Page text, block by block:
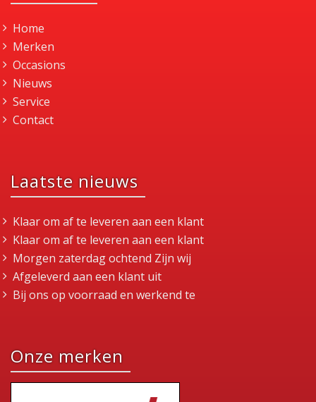
Home
Merken
Occasions
Nieuws
Service
Contact
Laatste nieuws
Klaar om af te leveren aan een klant
Klaar om af te leveren aan een klant
Morgen zaterdag ochtend Zijn wij
Afgeleverd aan een klant uit
Bij ons op voorraad en werkend te
Onze merken